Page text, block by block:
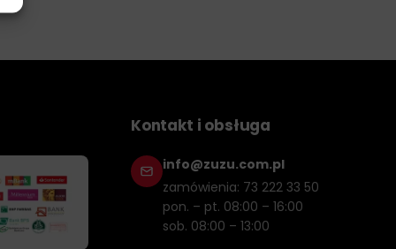
Kontakt i obsługa
info@zuzu.com.pl
zamówienia: 73 222 33 50
pon. – pt. 08:00 – 16:00
sob. 08:00 – 13:00